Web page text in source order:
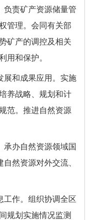
负责矿产资源储量管
管理。会同有关部
矿产的调控及相关
用和保护。
展和成果应用。实施
养战略、规划和计
范。推进自然资源
承办自然资源领域国
然资源对外交流、
工作。组织协调全区
规划实施情况监测